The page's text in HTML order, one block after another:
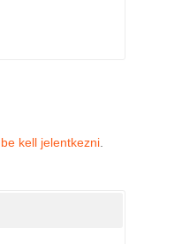
be kell jelentkezni.